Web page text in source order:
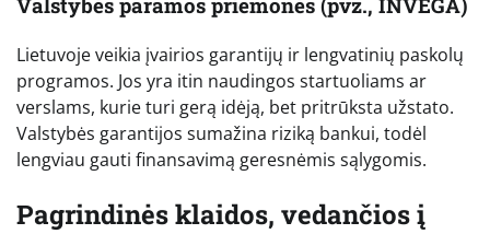
Lietuvoje veikia įvairios garantijų ir lengvatinių paskolų
programos. Jos yra itin naudingos startuoliams ar
verslams, kurie turi gerą idėją, bet pritrūksta užstato.
Valstybės garantijos sumažina riziką bankui, todėl
lengviau gauti finansavimą geresnėmis sąlygomis.
Pagrindinės klaidos, vedančios į